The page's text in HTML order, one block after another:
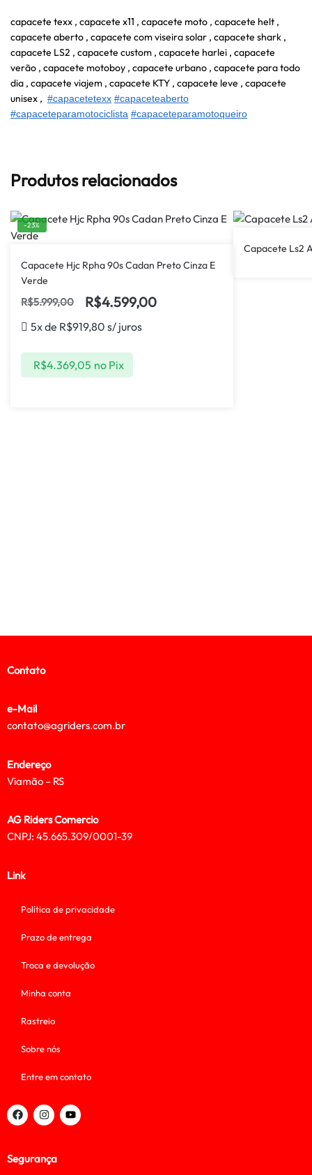
capacete texx , capacete x11 , capacete moto , capacete helt ,
capacete aberto , capacete com viseira solar , capacete shark ,
capacete LS2 , capacete custom , capacete harlei , capacete
verão , capacete motoboy , capacete urbano , capacete para todo
dia , capacete viajem , capacete KTY , capacete leve , capacete
unisex , #capacetetexx #capaceteaberto
#capaceteparamotociclista #capaceteparamotoqueiro
Produtos relacionados
-23%
Capacete Hjc Rpha 90s Cadan Preto Cinza E
Verde
R$5.999,00 R$4.599,00
5x de R$919,80 s/ juros
R$4.369,05 no Pix
Capacete Ls2
Contato
e-Mail
contato@agriders.com.br
Endereço
Viamão – RS
AG Riders Comercio
CNPJ: 45.665.309/0001-39
Link
Política de privacidade
Prazo de entrega
Troca e devolução
Minha conta
Rastreio
Sobre nós
Entre em contato
Segurança